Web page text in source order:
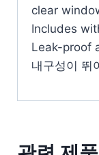
clear
Includes
Leak-proof
내구성이 뛰